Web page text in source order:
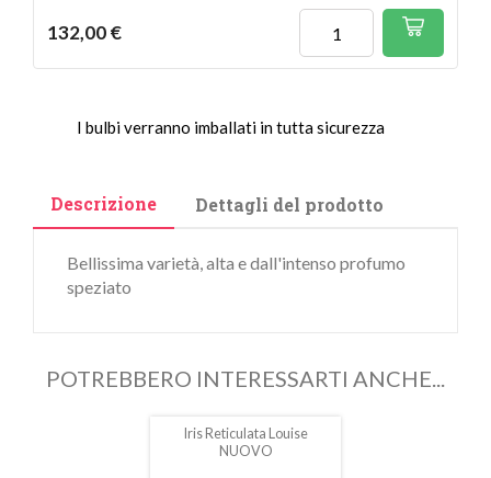
132,00 €
I bulbi verranno imballati in tutta sicurezza
Descrizione Dettagli del prodotto
Bellissima varietà, alta e dall'intenso profumo
speziato
POTREBBERO INTERESSARTI ANCHE...
Iris Reticulata Louise
NUOVO